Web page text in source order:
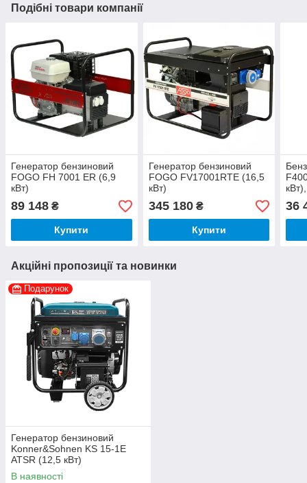
Подібні товари компанії
Генератор бензиновий
FOGO FH 7001 ЕR (6,9
кВт)
89 148 ₴
Купити
Генератор бензиновий
FOGO FV17001RTE (16,5
кВт)
345 180₴
Купити
36
Акційні пропозиції та новинки
Подарунок
Генератор бензиновий
Konner&Sohnen KS 15-1E
ATSR (12,5 кВт)
В наявності